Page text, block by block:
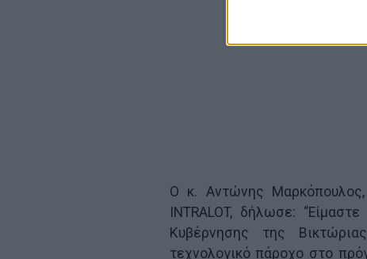
O κ. Αντώνης
INTRALOT, δήλωσε:
Κυβέρνησης της
τεχνολογικό πάροχο στο